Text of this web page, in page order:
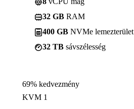
32 GB RAM
400 GB NVMe lemezterület
32 TB sávszélesség
69% kedvezmény
KVM 1